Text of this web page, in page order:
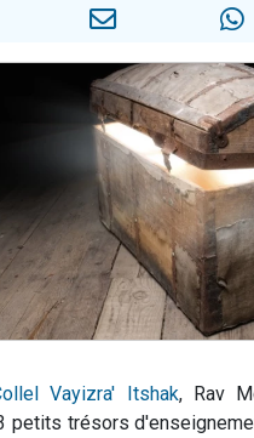
Il reste 49 places pour étudier
2 nouvelles musiques
Vayizra' Itshak, Rav
petits trésors